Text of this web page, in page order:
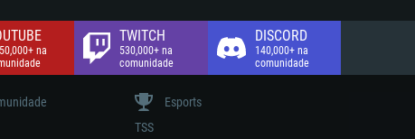
na
TWITCH
530,000+ na
comunidade
DISCORD
140,000+ na
comunidade
Esports
TSS